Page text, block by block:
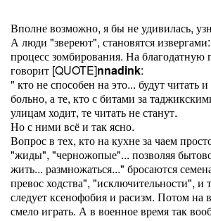
Вполне возможно, я бы не удивилась,
А люди "звереют", становятся
процесс зомбирования. На благодатную
говорит [QUOTE]nnadink:
" кто не способен на это... будут читать
больно, а те, кто с битами за
улицам ходит, те читать не станут.
Но с ними всё и так ясно.
Вопрос в тех, кто на кухне за чаем
"жиды", "черножопые"... позволяя
жить... размножаться..." бросаются
превос ходства", "исключительности", и
следует ксенофобия и расизм. Потом на
смело играть. А в военное время так